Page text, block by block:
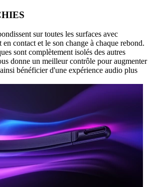
sur toutes les surfaces avec
en contact et le son change à chaque rebond.
sont complètement isolés des autres
donne un meilleur contrôle pour augmenter
bénéficier d'une expérience audio plus